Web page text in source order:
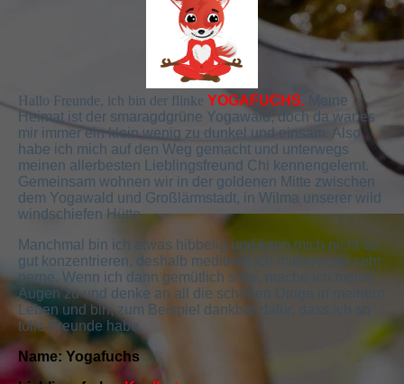
Hallo Freunde, ich bin der flinke YOGAFUCHS.
Meine
Heimat ist der smaragdgrüne Yogawald, doch da war es
mir immer ein klein wenig zu dunkel und einsam. Also
habe ich mich auf den Weg gemacht und unterwegs
meinen allerbesten Lieblingsfreund Chi kennengelernt.
Gemeinsam wohnen wir in der goldenen Mitte zwischen
dem Yogawald und Großlärmstadt, in Wilma unserer wild
windschiefen Hütte.
Manchmal bin ich etwas hibbelig und kann mich nicht so
gut konzentrieren, deshalb meditiere ich mittlerweile sehr
gerne. Wenn ich dann gemütlich sitze, mache ich meine
Augen zu und denke an all die schönen Dinge in meinem
Leben und bin, zum Beispiel dankbar dafür, dass ich so
tolle Freunde habe.
Name: Yogafuchs